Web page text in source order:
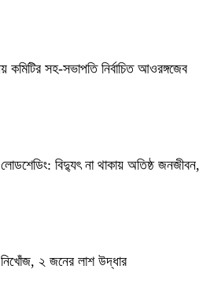
কমিটির সহ-সভাপতি নির্বাচিত আওরঙ্গজেব
বিদ্যুৎ না থাকায় অতিষ্ঠ জনজীবন,
২ জনের লাশ উদ্ধার